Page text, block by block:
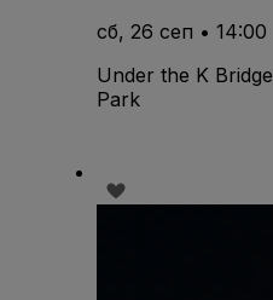
сб, 26 сеп • 14:00
Under the K Bridge
Park